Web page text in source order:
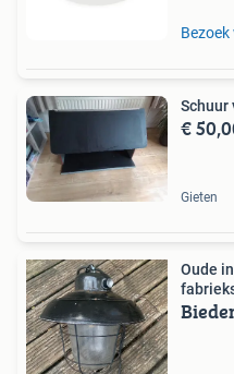
Schuur
€
Gieten
Oude